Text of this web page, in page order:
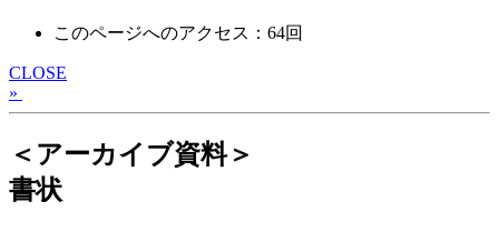
このページへのアクセス：64回
CLOSE
»
＜アーカイブ資料＞
書状